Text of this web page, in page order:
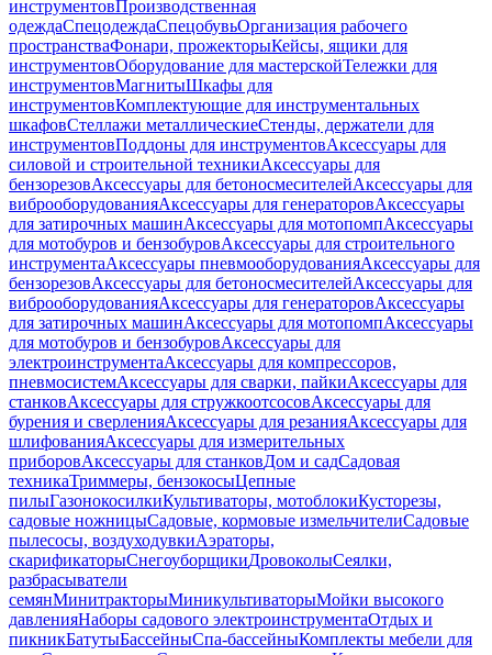
инструментовПроизводственная
одеждаСпецодеждаСпецобувьОрганизация рабочего
пространстваФонари, прожекторыКейсы, ящики для
инструментовОборудование для мастерскойТележки для
инструментовМагнитыШкафы для
инструментовКомплектующие для инструментальных
шкафовСтеллажи металлическиеСтенды, держатели для
инструментовПоддоны для инструментовАксессуары для
силовой и строительной техникиАксессуары для
бензорезовАксессуары для бетоносмесителейАксессуары для
виброоборудованияАксессуары для генераторовАксессуары
для затирочных машинАксессуары для мотопомпАксессуары
для мотобуров и бензобуровАксессуары для строительного
инструментаАксессуары пневмооборудованияАксессуары для
бензорезовАксессуары для бетоносмесителейАксессуары для
виброоборудованияАксессуары для генераторовАксессуары
для затирочных машинАксессуары для мотопомпАксессуары
для мотобуров и бензобуровАксессуары для
электроинструментаАксессуары для компрессоров,
пневмосистемАксессуары для сварки, пайкиАксессуары для
станковАксессуары для стружкоотсосовАксессуары для
бурения и сверленияАксессуары для резанияАксессуары для
шлифованияАксессуары для измерительных
приборовАксессуары для станковДом и садСадовая
техникаТриммеры, бензокосыЦепные
пилыГазонокосилкиКультиваторы, мотоблокиКусторезы,
садовые ножницыСадовые, кормовые измельчителиСадовые
пылесосы, воздуходувкиАэраторы,
скарификаторыСнегоуборщикиДровоколыСеялки,
разбрасыватели
семянМинитракторыМиникультиваторыМойки высокого
давленияНаборы садового электроинструментаОтдых и
пикникБатутыБассейныСпа-бассейныКомплекты мебели для